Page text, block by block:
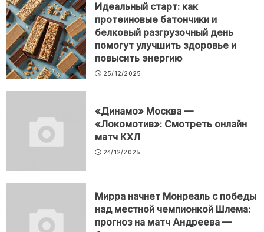
Идеальный старт: как
протеиновые батончики и
белковый разгрузочный день
помогут улучшить здоровье и
повысить энергию
25/12/2025
«Динамо» Москва —
«Локомотив»: Смотреть онлайн
матч КХЛ
24/12/2025
Мирра начнет Монреаль с победы
над местной чемпионкой Шлема:
прогноз на матч Андреева —